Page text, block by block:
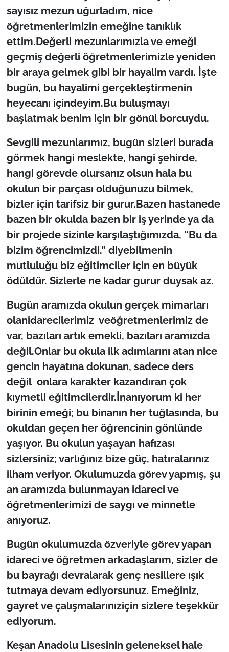
sayısız mezun uğurladım, nice
öğretmenlerimizin emeğine tanıklık
ettim.Değerli mezunlarımızla ve emeği
geçmiş değerli öğretmenlerimizle yeniden
bir araya gelmek gibi bir hayalim vardı. İşte
bugün, bu hayalimi gerçekleştirmenin
heyecanı içindeyim.Bu buluşmayı
başlatmak benim için bir gönül borcuydu.
Sevgili mezunlarımız, bugün sizleri burada
görmek hangi meslekte, hangi şehirde,
hangi görevde olursanız olsun hala bu
okulun bir parçası olduğunuzu bilmek,
bizler için tarifsiz bir gurur.Bazen hastanede
bazen bir okulda bazen bir iş yerinde ya da
bir projede sizinle karşılaştığımızda, “Bu da
bizim öğrencimizdi.” diyebilmenin
mutluluğu biz eğitimciler için en büyük
ödüldür. Sizlerle ne kadar gurur duysak az.
Bugün aramızda okulun gerçek mimarları
olanidarecilerimiz veöğretmenlerimiz de
var, bazıları artık emekli, bazıları aramızda
değil.Onlar bu okula ilk adımlarını atan nice
gencin hayatına dokunan, sadece ders
değil onlara karakter kazandıran çok
kıymetli eğitimcilerdir.İnanıyorum ki her
birinin emeği; bu binanın her tuğlasında, bu
okuldan geçen her öğrencinin gönlünde
yaşıyor. Bu okulun yaşayan hafızası
sizlersiniz; varlığınız bize güç, hatıralarınız
ilham veriyor. Okulumuzda görev yapmış, şu
an aramızda bulunmayan idareci ve
öğretmenlerimizi de saygı ve minnetle
anıyoruz.
Bugün okulumuzda özveriyle görev yapan
idareci ve öğretmen arkadaşlarım, sizler de
bu bayrağı devralarak genç nesillere ışık
tutmaya devam ediyorsunuz. Emeğiniz,
gayret ve çalışmalarınıziçin sizlere teşekkür
ediyorum.
Keşan Anadolu Lisesinin geleneksel hale